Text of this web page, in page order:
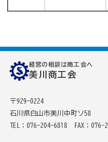
経営の相談は商工会へ
美川商工会
〒929-0224
石川県白山市美川中町ソ58
TEL：076-204-6818
FAX：076-